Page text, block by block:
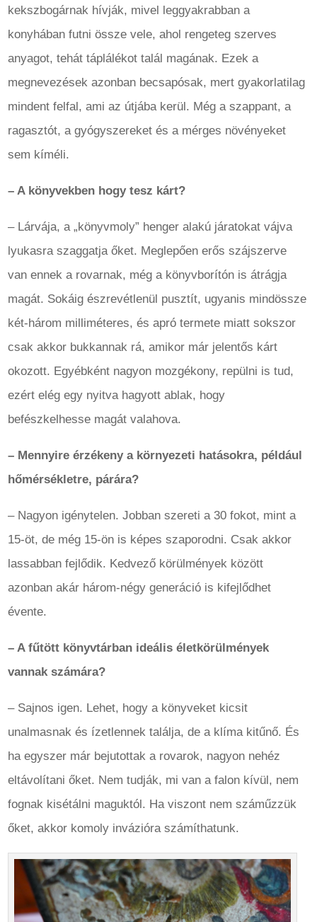
kekszbogárnak hívják, mivel leggyakrabban a
konyhában futni össze vele, ahol rengeteg szerves
anyagot, tehát táplálékot talál magának. Ezek a
megnevezések azonban becsapósak, mert gyakorlatilag
mindent felfal, ami az útjába kerül. Még a szappant, a
ragasztót, a gyógyszereket és a mérges növényeket
sem kíméli.
– A könyvekben hogy tesz kárt?
– Lárvája, a „könyvmoly” henger alakú járatokat vájva
lyukasra szaggatja őket. Meglepően erős szájszerve
van ennek a rovarnak, még a könyvborítón is átrágja
magát. Sokáig észrevétlenül pusztít, ugyanis mindössze
két-három milliméteres, és apró termete miatt sokszor
csak akkor bukkannak rá, amikor már jelentős kárt
okozott. Egyébként nagyon mozgékony, repülni is tud,
ezért elég egy nyitva hagyott ablak, hogy
befészkelhesse magát valahova.
– Mennyire érzékeny a környezeti hatásokra, például
hőmérsékletre, párára?
– Nagyon igénytelen. Jobban szereti a 30 fokot, mint a
15-öt, de még 15-ön is képes szaporodni. Csak akkor
lassabban fejlődik. Kedvező körülmények között
azonban akár három-négy generáció is kifejlődhet
évente.
– A fűtött könyvtárban ideális életkörülmények
vannak számára?
– Sajnos igen. Lehet, hogy a könyveket kicsit
unalmasnak és ízetlennek találja, de a klíma kitűnő. És
ha egyszer már bejutottak a rovarok, nagyon nehéz
eltávolítani őket. Nem tudják, mi van a falon kívül, nem
fognak kisétálni maguktól. Ha viszont nem száműzzük
őket, akkor komoly invázióra számíthatunk.